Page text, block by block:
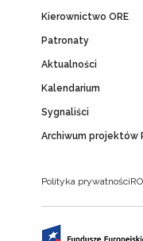
Kierownictwo ORE
Patronaty
Aktualności
Kalendarium
Sygnaliści
Archiwum projektów
Polityka prywatności